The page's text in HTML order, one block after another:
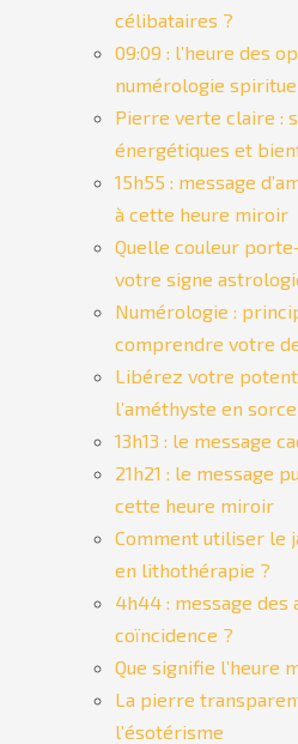
célibataires ?
09:09 : l’heure des
numérologie
Pierre verte claire :
énergétiques et
15h55 : message
à cette heure miroir
Quelle couleur
votre signe
Numérologie :
comprendre votre
Libérez votre
l’améthyste en
13h13 : le message
21h21 : le message
cette heure miroir
Comment utiliser le
en lithothérapie ?
4h44 : message des
coïncidence ?
Que signifie l’heure
La pierre
l’ésotérisme